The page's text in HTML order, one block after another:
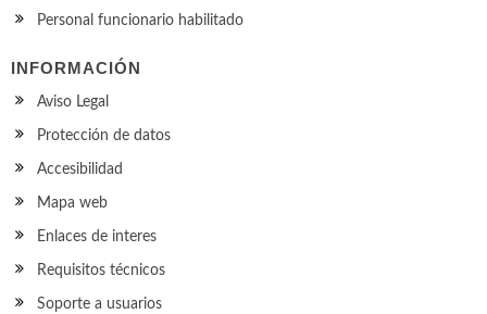
Personal funcionario habilitado
INFORMACIÓN
Aviso Legal
Protección de datos
Accesibilidad
Mapa web
Enlaces de interes
Requisitos técnicos
Soporte a usuarios